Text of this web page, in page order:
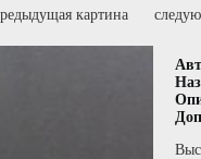
картина